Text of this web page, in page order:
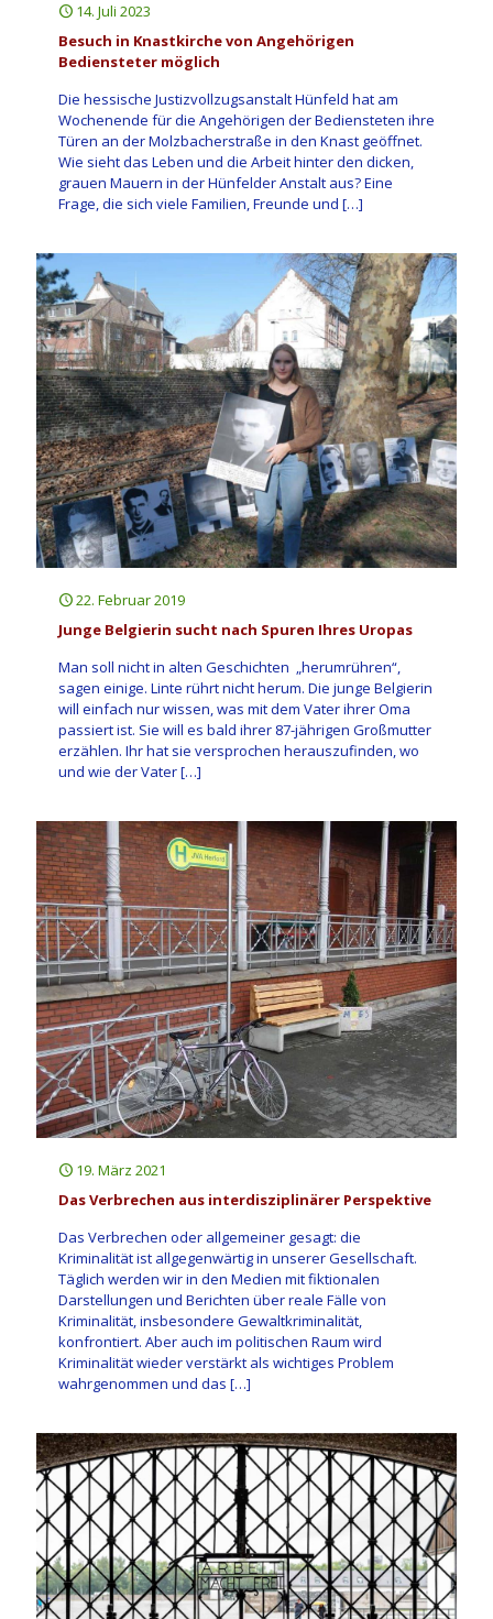
14. Juli 2023
Besuch in Knastkirche von Angehörigen
Bediensteter möglich
Die hessische Justizvollzugsanstalt Hünfeld hat am
Wochenende für die Angehörigen der Bediensteten ihre
Türen an der Molzbacherstraße in den Knast geöffnet.
Wie sieht das Leben und die Arbeit hinter den dicken,
grauen Mauern in der Hünfelder Anstalt aus? Eine
Frage, die sich viele Familien, Freunde und […]
22. Februar 2019
Junge Belgierin sucht nach Spuren Ihres Uropas
Man soll nicht in alten Geschichten „herumrühren“,
sagen einige. Linte rührt nicht herum. Die junge Belgierin
will einfach nur wissen, was mit dem Vater ihrer Oma
passiert ist. Sie will es bald ihrer 87-jährigen Großmutter
erzählen. Ihr hat sie versprochen herauszufinden, wo
und wie der Vater[…]
19. März 2021
Das Verbrechen aus interdisziplinärer Perspektive
Das Verbrechen oder allgemeiner gesagt: die
Kriminalität ist allgegenwärtig in unserer Gesellschaft.
Täglich werden wir in den Medien mit fiktionalen
Darstellungen und Berichten über reale Fälle von
Kriminalität, insbesondere Gewaltkriminalität,
konfrontiert. Aber auch im politischen Raum wird
Kriminalität wieder verstärkt als wichtiges Problem
wahrgenommen und das […]